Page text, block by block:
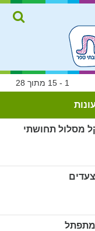
1 - 15 מתוך 28
מסלול תחושתי
מתפתל